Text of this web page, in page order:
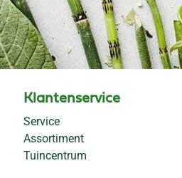
Klantenservice
Service
Assortiment
Tuincentrum